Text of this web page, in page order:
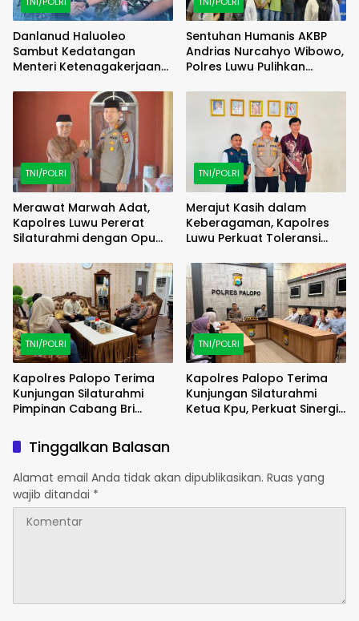
Danlanud Haluoleo
Sambut Kedatangan
Menteri Ketenagakerjaan
Sentuhan Humanis AKBP
Andrias Nurcahyo Wibowo,
Polres Luwu Pulihkan
Justice
TNI/POLRI
Merawat Marwah Adat,
Kapolres Luwu Pererat
Silaturahmi dengan Opu
Harmoni dan Kamtibmas
TNI/POLRI
Merajut Kasih dalam
Keberagaman, Kapolres
Luwu Perkuat Toleransi
Katolik St. Petrus Padang
Sappa
TNI/POLRI
Kapolres Palopo Terima
Kunjungan Silaturahmi
Pimpinan Cabang Bri
TNI/POLRI
Kapolres Palopo Terima
Kunjungan Silaturahmi
Ketua Kpu, Perkuat Sinergi
Tinggalkan Balasan
Alamat email Anda tidak akan dipublikasikan. Ruas yang
wajib ditandai *